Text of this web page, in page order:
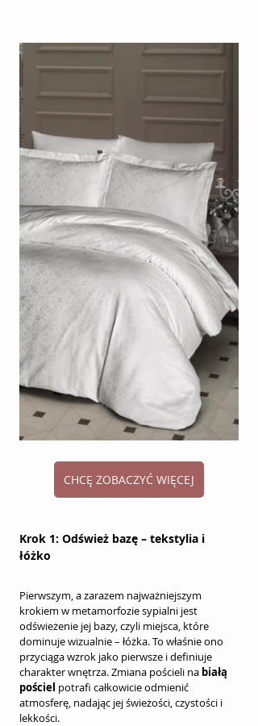
CHCĘ ZOBACZYĆ WIĘCEJ
Krok 1: Odśwież bazę – tekstylia i
łóżko
Pierwszym, a zarazem najważniejszym
krokiem w metamorfozie sypialni jest
odświeżenie jej bazy, czyli miejsca, które
dominuje wizualnie – łóżka. To właśnie ono
przyciąga wzrok jako pierwsze i definiuje
charakter wnętrza. Zmiana pościeli na białą
pościel potrafi całkowicie odmienić
atmosferę, nadając jej świeżości, czystości i
lekkości.